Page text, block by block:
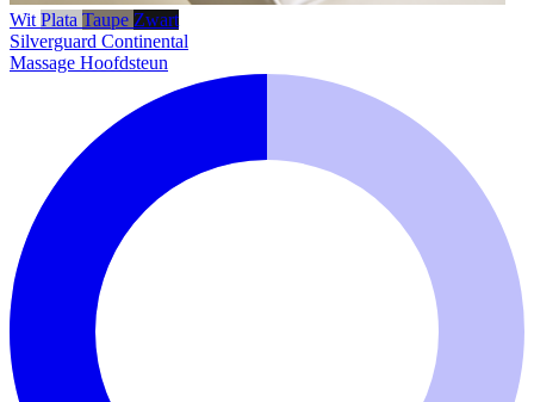
Wit Plata Taupe Zwart
Silverguard Continental
Massage Hoofdsteun